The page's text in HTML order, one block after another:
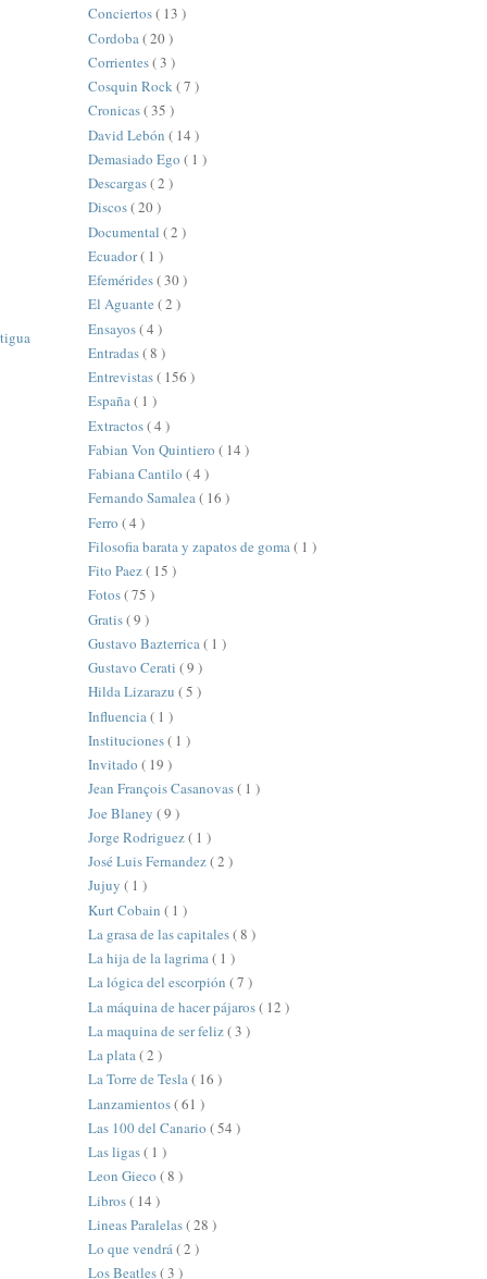
Conciertos( 13 )
Cordoba ( 20 )
Corrientes( 3 )
Cosquin Rock( 7 )
Cronicas( 35 )
David Lebón ( 14 )
Demasiado Ego ( 1 )
Descargas( 2 )
Discos( 20 )
Documental ( 2 )
Ecuador( 1 )
Efemérides( 30 )
El Aguante ( 2 )
Ensayos( 4 )
Entradas( 8 )
Entrevistas( 156 )
España( 1 )
Extractos( 4 )
Fabian Von Quintiero ( 14 )
Fabiana Cantilo ( 4 )
Fernando Samalea( 16 )
Ferro ( 4 )
Filosofia barata y zapatos de goma( 1 )
Fito Paez( 15 )
Fotos( 75 )
Gratis( 9 )
Gustavo Bazterrica( 1 )
Gustavo Cerati ( 9 )
Hilda Lizarazu ( 5 )
Influencia ( 1 )
Instituciones( 1 )
Invitado ( 19 )
Jean François Casanovas( 1 )
Joe Blaney ( 9 )
Jorge Rodriguez( 1 )
José Luis Fernandez( 2 )
Jujuy ( 1 )
Kurt Cobain ( 1 )
La grasa de las capitales( 8 )
La hija de la lagrima( 1 )
La lógica del escorpión ( 7 )
La máquina de hacer pájaros( 12 )
La maquina de ser feliz( 3 )
La plata( 2 )
La Torre de Tesla( 16 )
Lanzamientos( 61 )
Las 100 del Canario ( 54 )
Las ligas( 1 )
Leon Gieco ( 8 )
Libros( 14 )
Lineas Paralelas( 28 )
Lo que vendrá( 2 )
Los Beatles( 3 )